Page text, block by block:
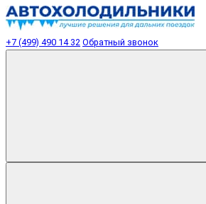
+7 (499) 490 14 32 Обратный звонок